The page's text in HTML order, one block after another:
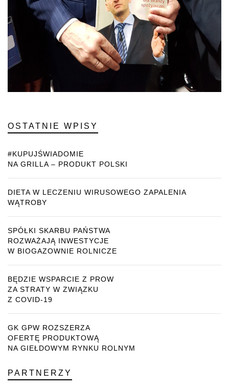
OSTATNIE WPISY
#KUPUJŚWIADOMIE
NA GRILLA – PRODUKT POLSKI
DIETA W LECZENIU WIRUSOWEGO ZAPALENIA
WĄTROBY
SPÓŁKI SKARBU PAŃSTWA
ROZWAŻAJĄ INWESTYCJE
W BIOGAZOWNIE ROLNICZE
BĘDZIE WSPARCIE Z PROW
ZA STRATY W ZWIĄZKU
Z COVID-19
GK GPW ROZSZERZA
OFERTĘ PRODUKTOWĄ
NA GIEŁDOWYM RYNKU ROLNYM
PARTNERZY